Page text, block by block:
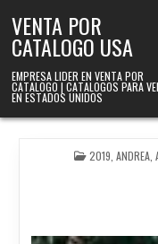
VENTA POR
CATALOGO USA
EMPRESA LIDER EN VENTA POR
CATALOGO | CATALOGOS PARA
EN ESTADOS UNIDOS
POSTED IN
2019 ANDREA,